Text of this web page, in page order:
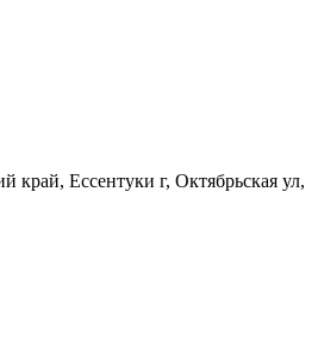
Ессентуки г, Октябрьская ул,